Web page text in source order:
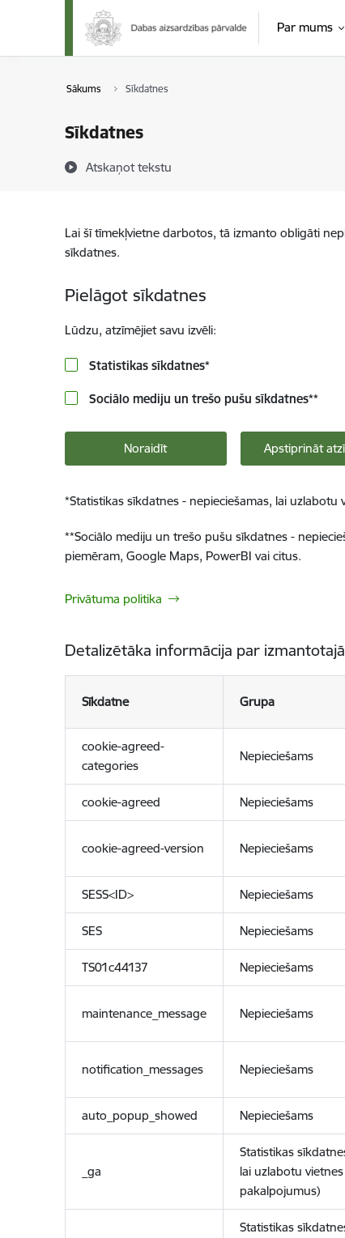
Pāriet uz lapas saturu
Par mums
Sākums Sīkdatnes
Sīkdatnes
Atskaņot tekstu
Lai šī tīmekļvietne darbotos, tā izmanto obligāti
sīkdatnes.
Pielāgot sīkdatnes
Lūdzu, atzīmējiet savu izvēli:
Statistikas sīkdatnes*
Sociālo mediju un trešo pušu sīkdatnes**
Noraidīt Apstiprināt
*Statistikas sīkdatnes - nepieciešamas, lai
**Sociālo mediju un trešo pušu sīkdatnes -
piemēram, Google Maps, PowerBI vai citus.
Privātuma politika
Detalizētāka informācija par
Sīkdatne Grupa
cookie-agreed-
categories
Nepieciešams
cookie-agreed Nepieciešams
cookie-agreed-version Nepieciešams
SESS<ID> Nepieciešams
SES Nepieciešams
TS01c44137 Nepieciešams
maintenance_message Nepieciešams
notification_messages Nepieciešams
auto_popup_showed Nepieciešams
_ga
Statistikas
lai uzlabotu
pakalpojumus)
Statistikas